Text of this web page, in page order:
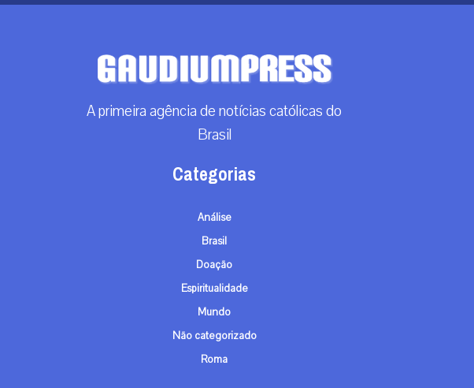
A primeira agência de notícias católicas do
Brasil
Categorias
Análise
Brasil
Doação
Espiritualidade
Mundo
Não categorizado
Roma